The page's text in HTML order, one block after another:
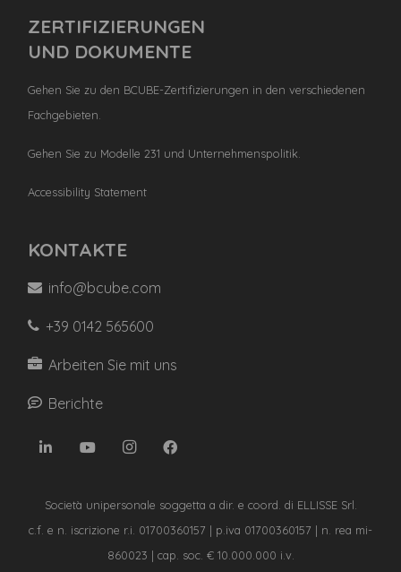
ZERTIFIZIERUNGEN
UND DOKUMENTE
Gehen Sie zu den BCUBE-Zertifizierungen in den verschiedenen
Fachgebieten.
Gehen Sie zu Modelle 231 und Unternehmenspolitik.
Accessibility Statement
KONTAKTE
info@bcube.com
+39 0142 565600
Arbeiten Sie mit uns
Berichte
Società unipersonale soggetta a dir. e coord. di ELLISSE Srl.
c.f. e n. iscrizione r.i. 01700360157 | p.iva 01700360157 | n. rea mi-
860023 | cap. soc. € 10.000.000 i.v.